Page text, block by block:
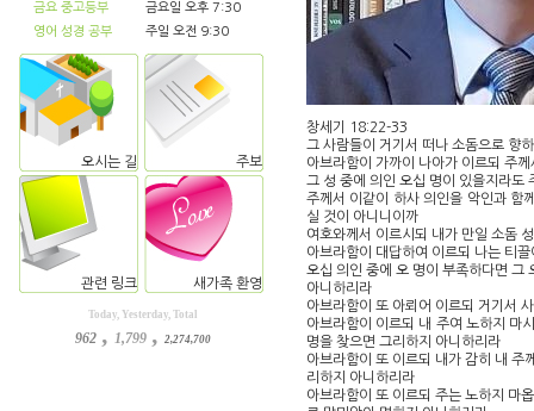
금요 중고등부
금요일 오후 7:30
영어 성경 공부
주일 오전 9:30
오시는 길 주보
관련 링크 새가족 환영
Today, Yesterday, Total
962 , 1,799 , 2,274,700
창세기 18:22-33
그 사람들이 거기서 떠나 소돔으로 향
아브라함이 가까이 나아가 이르되 주
그 성 중에 의인 오십 명이 있을지라도
주께서 이같이 하사 의인을 악인과 함
실 것이 아니니이까
여호와께서 이르시되 내가 만일 소돔
아브라함이 대답하여 이르되 나는 티
오십 의인 중에 오 명이 부족하다면 그
아니하리라
아브라함이 또 아뢰어 이르되 거기서
아브라함이 이르되 내 주여 노하지 마
명을 찾으면 그리하지 아니하리라
아브라함이 또 이르되 내가 감히 내 주
리하지 아니하리라
아브라함이 또 이르되 주는 노하지 마